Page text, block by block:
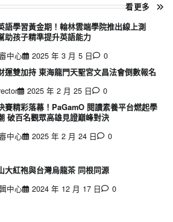
看更多
語學習黃金期！翰林雲端學院推出線上測
助孩子精準提升英語能力
中心
2025 年 3 月 5 日
0
運雙加持 東海龍門天聖宮文昌法會倒數報名
2025 年 2 月 25 日
0
賽精彩落幕！PaGamO 閱讀素養平台燃起學
破百名觀眾高雄見證巔峰對決
中心
2025 年 2 月 24 日 0
大紅袍與台灣烏龍茶 同根同源
中心
2024 年 12 月 17 日 0